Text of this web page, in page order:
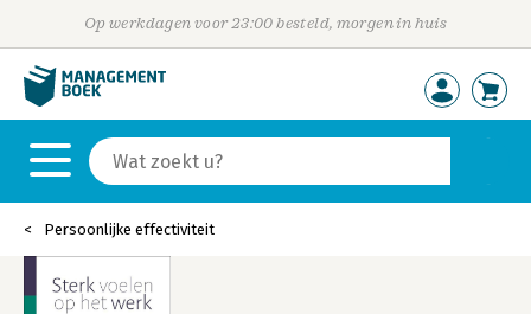
Op werkdagen voor 23:00 besteld, morgen in huis
Persoonlijke effectiviteit